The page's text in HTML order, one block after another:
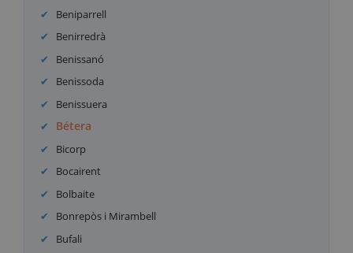
Beniparrell
Benirredrà
Benissanó
Benissoda
Benissuera
Bétera
Bicorp
Bocairent
Bolbaite
Bonrepòs i Mirambell
Bufali